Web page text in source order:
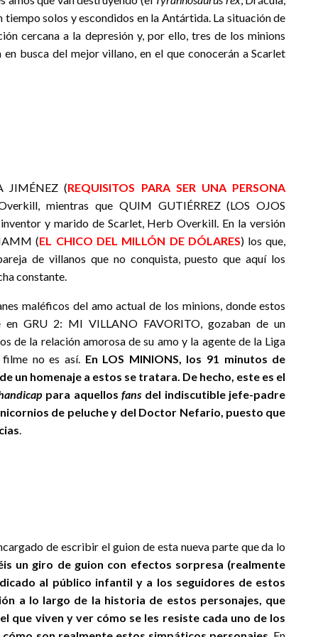
solos y escondidos en la Antártida. La situación de
cercana a la depresión y, por ello, tres de los minions
busca del mejor villano, en el que conocerán a Scarlet
JIMÉNEZ (REQUISITOS PARA SER UNA PERSONA
mientras que QUIM GUTIÉRREZ (LOS OJOS
y marido de Scarlet, Herb Overkill. En la versión
(EL CHICO DEL MILLÓN DE DÓLARES) los que,
de villanos que no conquista, puesto que aquí los
constante.
maléficos del amo actual de los minions, donde estos
GRU 2: MI VILLANO FAVORITO, gozaban de un
de la relación amorosa de su amo y la agente de la Liga
no es así. En LOS MINIONS, los 91 minutos de
un homenaje a estos se tratara. De hecho, este es el
para aquellosfans del indiscutible jefe-padre
de peluche y del Doctor Nefario, puesto que
.
de escribir el guion de esta nueva parte que da lo
un giro de guion con efectos sorpresa (realmente
al público infantil y a los seguidores de estos
a lo largo de la historia de estos personajes, que
que viven y ver cómo se les resiste cada uno de los